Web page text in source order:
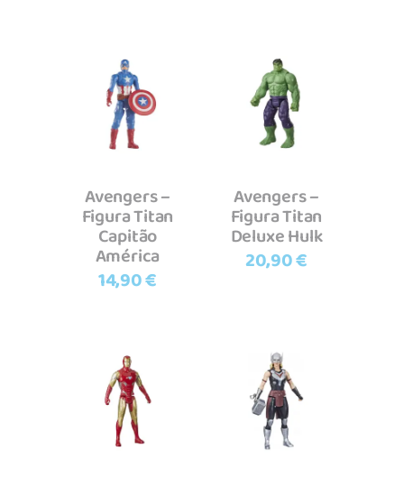
Adicionar
Avengers –
Figura Titan
Capitão
América
14,90€
Adicionar
Avengers –
Figura Titan
Deluxe Hulk
20,90€
Adicionar Adicionar